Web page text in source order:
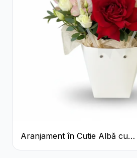
Aranjament în Cutie Albă cu
Trandafiri Roșii și Lisianthus